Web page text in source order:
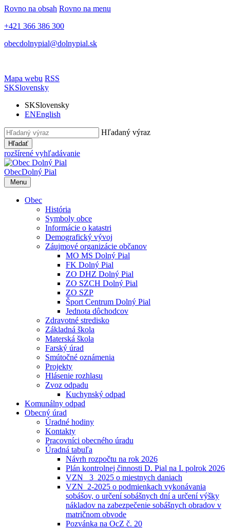
Rovno na obsah Rovno na menu
+421 366 386 300
obecdolnypial@dolnypial.sk
Mapa webu RSS
SKSlovensky
SKSlovensky
ENEnglish
Hľadaný výraz
Hľadať
rozšírené vyhľadávanie
ObecDolný Pial
Menu
Obec
História
Symboly obce
Informácie o katastri
Demografický vývoj
Záujmové organizácie občanov
MO MS Dolný Pial
FK Dolný Pial
ZO DHZ Dolný Pial
ZO SZCH Dolný Pial
ZO SZP
Šport Centrum Dolný Pial
Jednota dôchodcov
Zdravotné stredisko
Základná škola
Materská škola
Farský úrad
Smútočné oznámenia
Projekty
Hlásenie rozhlasu
Zvoz odpadu
Kuchynský odpad
Komunálny odpad
Obecný úrad
Úradné hodiny
Kontakty
Pracovníci obecného úradu
Úradná tabuľa
Návrh rozpočtu na rok 2026
Plán kontrolnej činnosti D. Pial na I. polrok 2026
VZN _3_2025 o miestnych daniach
VZN_2-2025 o podmienkach vykonávania
sobášov, o určení sobášnych dní a určení výšky
nákladov na zabezpečenie sobášnych obradov v
matričnom obvode
Pozvánka na OcZ č. 20